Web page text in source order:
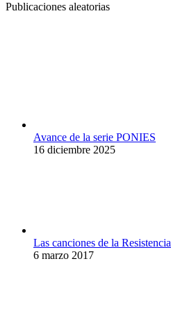
Publicaciones aleatorias
Avance de la serie PONIES
16 diciembre 2025
Las canciones de la Resistencia
6 marzo 2017